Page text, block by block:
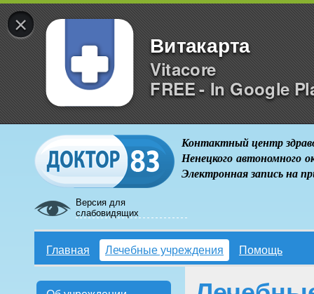
×
Витакарта
Vitacore
FREE - In Google
Версия для
слабовидящих
Контактный центр
Ненецкого автономного
Электронная запись на
Главная Лечебные учреждения Помощь